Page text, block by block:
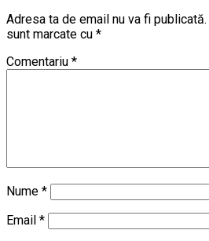
Adresa ta de email nu va fi publicată.
sunt marcate cu *
Comentariu *
Nume *
Email *